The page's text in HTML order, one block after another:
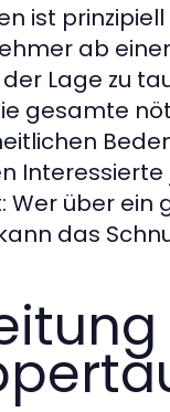
ist
ab
Lage zu
gesamte
Wer über ein
das